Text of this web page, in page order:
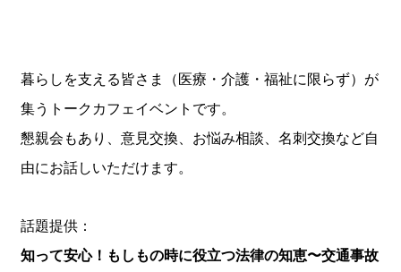
暮らしを支える皆さま（医療・介護・福祉に限らず）が
集うトークカフェイベントです。
懇親会もあり、意見交換、お悩み相談、名刺交換など自
由にお話しいただけます。
話題提供：
知って安心！もしもの時に役立つ法律の知恵〜交通事故